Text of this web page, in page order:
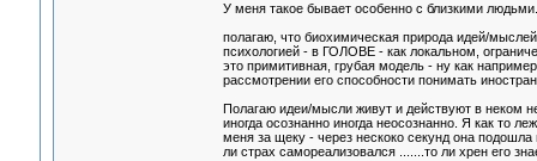
У меня такое бывает особенно с близкими
полагаю, что биохимическая природа идей/
психологией - в ГОЛОВЕ - как локальном,
это примитивная, грубая модель - ну как
рассмотрении его способности понимать
Полагаю идеи/мысли живут и действуют в неком
иногда осознанно иногда неосознанно. Я как то
меня за щеку - через нескоко секунд она
ли страх самореализовался .......то ли хрен его